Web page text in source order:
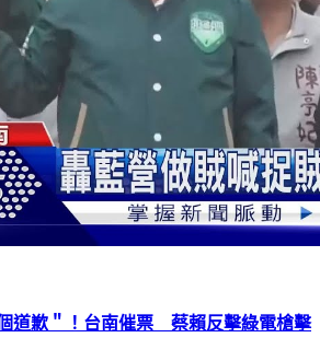
道歉＂！台南催票 蔡賴反擊綠電槍擊